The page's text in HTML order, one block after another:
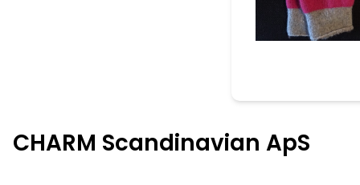
CHARM Scandinavian ApS